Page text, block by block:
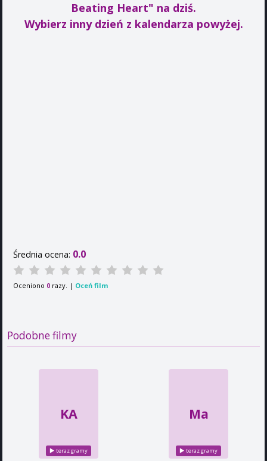
Beating Heart" na dziś.
Wybierz inny dzień z kalendarza powyżej.
Średnia ocena: 0.0
Oceniono 0 razy. | Oceń film
Podobne filmy
KA Ma